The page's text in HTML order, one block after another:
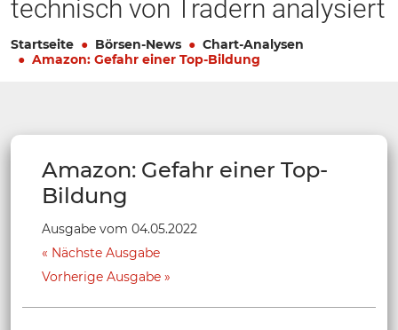
technisch von Tradern analysiert
Startseite Börsen-News
Chart-Analysen
Amazon: Gefahr einer Top-Bildung
Amazon: Gefahr einer Top-
Bildung
Ausgabe vom 04.05.2022
Nächste Ausgabe
Vorherige Ausgabe